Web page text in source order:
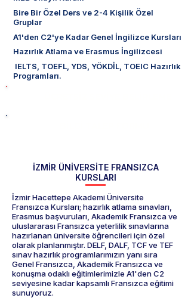
Bire Bir Özel Ders ve 2-4 Kişilik Özel
Gruplar
A1'den C2'ye Kadar Genel İngilizce Kursları
Hazırlık Atlama ve Erasmus İngilizcesi
IELTS, TOEFL, YDS, YÖKDİL, TOEIC Hazırlık
Programları.
İZMİR ÜNİVERSİTE FRANSIZCA
KURSLARI
İzmir Hacettepe Akademi Üniversite
Fransızca Kursları; hazırlık atlama sınavları,
Erasmus başvuruları, Akademik Fransızca ve
uluslararası Fransızca yeterlilik sınavlarına
hazırlanan üniversite öğrencileri için özel
olarak planlanmıştır. DELF, DALF, TCF ve TEF
sınav hazırlık programlarımızın yanı sıra
Genel Fransızca, Akademik Fransızca ve
konuşma odaklı eğitimlerimizle A1'den C2
seviyesine kadar kapsamlı Fransızca eğitimi
sunuyoruz.